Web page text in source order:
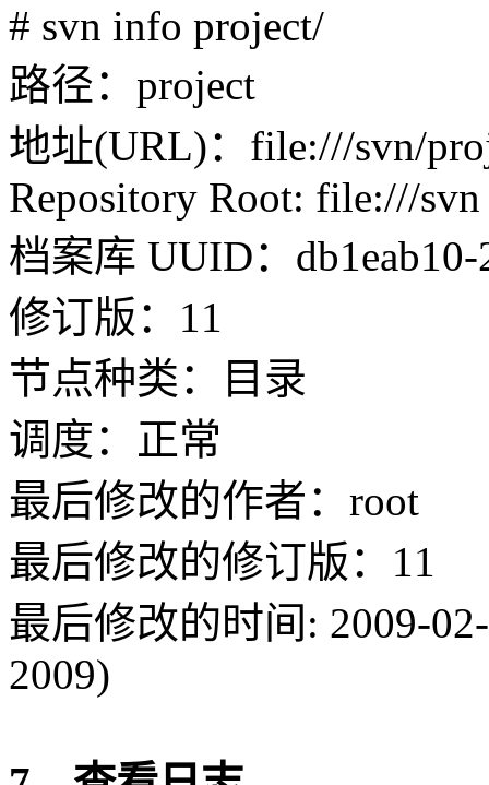
# svn info project/
路径：project
地址(URL)：file:///svn/
Repository Root: file:///svn
档案库 UUID：db1eab10-
修订版：11
节点种类：目录
调度：正常
最后修改的作者：root
最后修改的修订版：11
最后修改的时间: 2009-
2009)